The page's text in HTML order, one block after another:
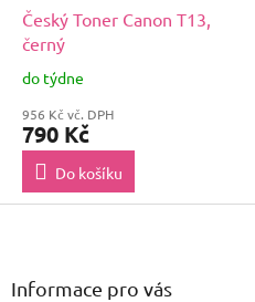
Český Toner Canon T13,
černý
do týdne
956 Kč vč. DPH
790 Kč
Do košíku
Z
Informace pro vás